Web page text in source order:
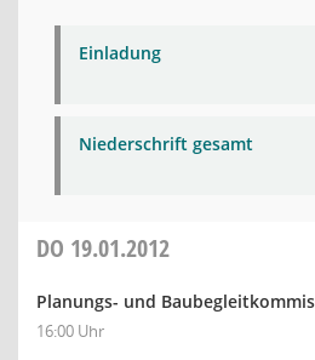
Einladung
Niederschrift gesamt
DO 19.01.2012
Planungs- und
16:00 Uhr